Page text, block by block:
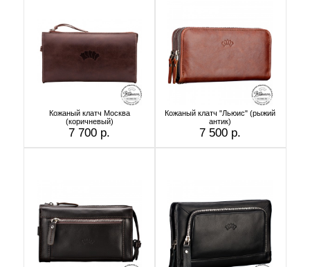
Кожаный клатч Москва
(коричневый)
7 700 р.
Кожаный клатч "Льюис" (рыжий
антик)
7 500 р.